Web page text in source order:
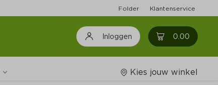
Folder Klantenservice
Inloggen 0.00 0
Kies jouw winkel